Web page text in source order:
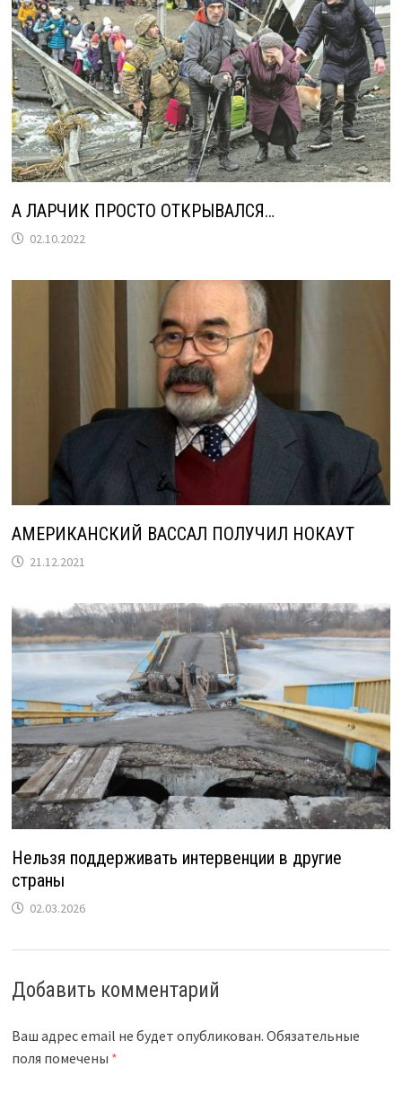
А ЛАРЧИК ПРОСТО ОТКРЫВАЛСЯ…
02.10.2022
АМЕРИКАНСКИЙ ВАССАЛ ПОЛУЧИЛ НОКАУТ
21.12.2021
Нельзя поддерживать интервенции в другие
страны
02.03.2026
Добавить комментарий
Ваш адрес email не будет опубликован. Обязательные
поля помечены *